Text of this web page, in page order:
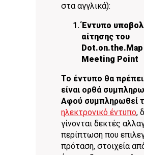
στα αγγλικά):
Έντυπο
αίτησης του
Dot.on.the.Μap
Meeting Point
Το έντυπο θα
είναι ορθά
Αφού συμπληρωθεί
ηλεκτρονικό έντυπο,
γίνονται δεκτές
περίπτωση που
πρόταση, στοιχεία